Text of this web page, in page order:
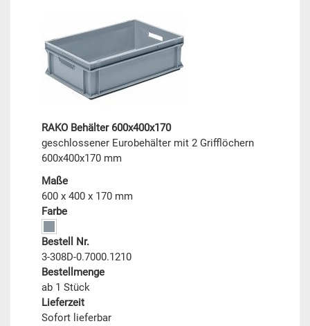
RAKO Behälter 600x400x170
geschlossener Eurobehälter mit 2 Grifflöchern
600x400x170 mm
Maße
600 x 400 x 170 mm
Farbe
Bestell Nr.
3-308D-0.7000.1210
Bestellmenge
ab 1 Stück
Lieferzeit
Sofort lieferbar